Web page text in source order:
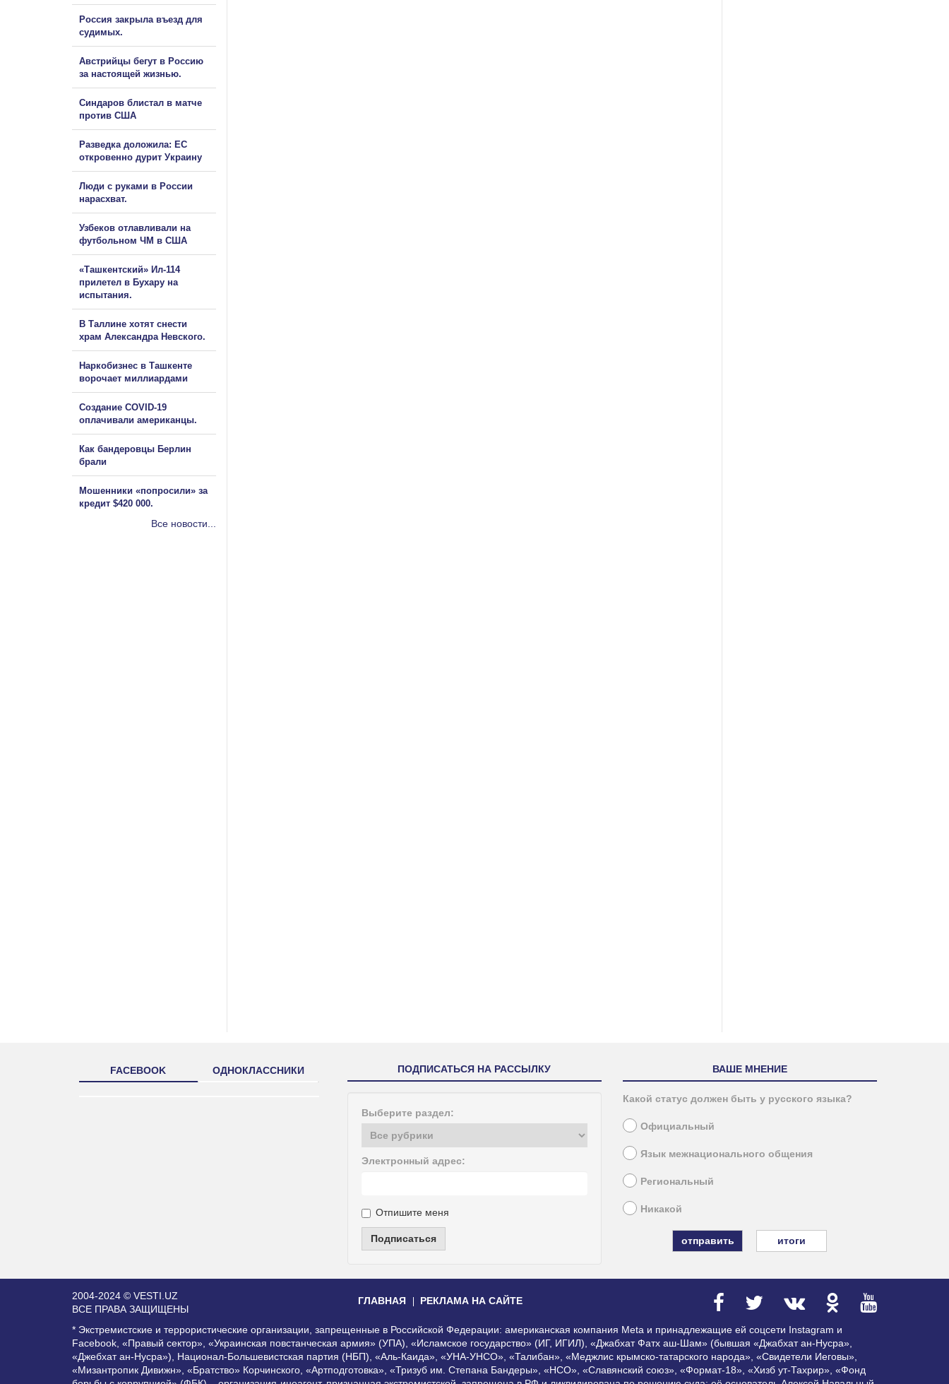
Россия закрыла въезд для
судимых.
Австрийцы бегут в Россию
за настоящей жизнью.
Синдаров блистал в матче
против США
Разведка доложила: ЕС
откровенно дурит Украину
Люди с руками в России
нарасхват.
Узбеков отлавливали на
футбольном ЧМ в США
«Ташкентский» Ил-114
прилетел в Бухару на
испытания.
В Таллине хотят снести
храм Александра Невского.
Наркобизнес в Ташкенте
ворочает миллиардами
Создание COVID-19
оплачивали американцы.
Как бандеровцы Берлин
брали
Мошенники «попросили» за
кредит $420 000.
Все новости...
FACEBOOK ОДНОКЛАССНИКИ ПОДПИСАТЬСЯ НА РАССЫЛКУ
Выберите раздел:
Электронный адрес:
Отпишите меня
Подписаться
ВАШЕ МНЕНИЕ
Какой статус должен быть у русского языка?
Официальный
Язык межнационального общения
Региональный
Никакой
итоги
2004-2024 © VESTI.UZ
ВСЕ ПРАВА ЗАЩИЩЕНЫ
ГЛАВНАЯ РЕКЛАМА НА САЙТЕ
* Экстремистские и террористические организации, запрещенные в Российской Федерации: американская компания Meta и принадлежащие ей соцсети Instagram и
Facebook, «Правый сектор», «Украинская повстанческая армия» (УПА), «Исламское государство» (ИГ, ИГИЛ), «Джабхат Фатх аш-Шам» (бывшая «Джабхат ан-Нусра»,
«Джебхат ан-Нусра»), Национал-Большевистская партия (НБП), «Аль-Каида», «УНА-УНСО», «Талибан», «Меджлис крымско-татарского народа», «Свидетели Иеговы»,
«Мизантропик Дивижн», «Братство» Корчинского, «Артподготовка», «Тризуб им. Степана Бандеры», «НСО», «Славянский союз», «Формат-18», «Хизб ут-Тахрир», «Фонд